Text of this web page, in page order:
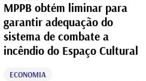
MPPB obtém liminar para
garantir adequação do
sistema de combate a
incêndio do Espaço Cultural
ECONOMIA